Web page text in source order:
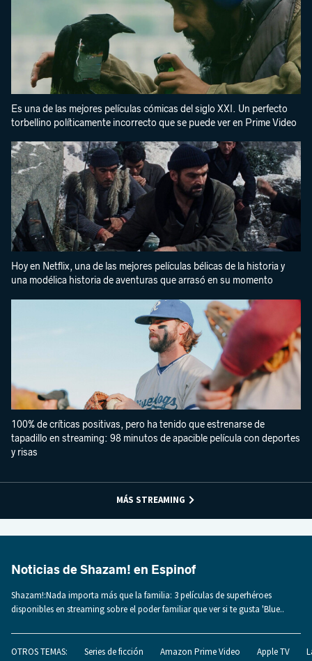
Es una de las mejores películas cómicas del siglo XXI. Un perfecto
torbellino políticamente incorrecto que se puede ver en Prime Video
Hoy en Netflix, una de las mejores películas bélicas de la historia y
una modélica historia de aventuras que arrasó en su momento
100% de críticas positivas, pero ha tenido que estrenarse de
tapadillo en streaming: 98 minutos de apacible película con deportes
y risas
MÁS STREAMING
Noticias de Shazam! en Espinof
Shazam!:Nada importa más que la familia: 3 películas de superhéroes
disponibles en streaming sobre el poder familiar que ver si te gusta 'Blue..
OTROS TEMAS: Series de ficción Amazon Prime Video Apple TV